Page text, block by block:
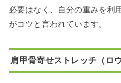
必要はなく、自分の重みを利
がコツと言われています。
肩甲骨寄せストレッチ（ロ